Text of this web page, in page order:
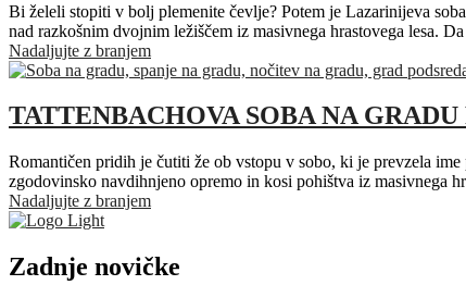
Bi želeli stopiti v bolj plemenite čevlje? Potem je Lazarinijeva
nad razkošnim dvojnim ležiščem iz masivnega hrastovega lesa.
Nadaljujte z branjem
TATTENBACHOVA SOBA NA GRADU
Romantičen pridih je čutiti že ob vstopu v sobo, ki je prevzela
zgodovinsko navdihnjeno opremo in kosi pohištva iz masivnega
Nadaljujte z branjem
Zadnje novičke